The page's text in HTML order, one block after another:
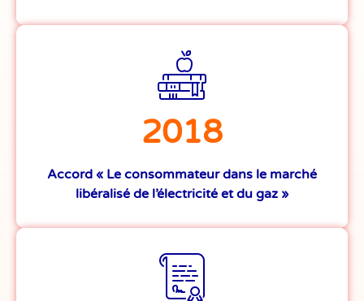
2018
Accord « Le consommateur dans le marché
libéralisé de l’électricité et du gaz »